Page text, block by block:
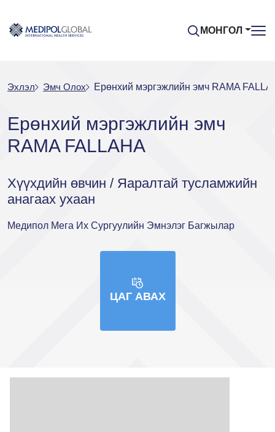
МОНГОЛ
Эхлэл Эмч Oлох Ерөнхий мэргэжлийн эмч RAMA
Ерөнхий мэргэжлийн эмч
RAMA FALLAHA
Хүүхдийн өвчин / Яаралтай тусламжийн
анагаах ухаан
Медипол Мега Их Сургуулийн Эмнэлэг Багжылар
ЦАГ АВАХ